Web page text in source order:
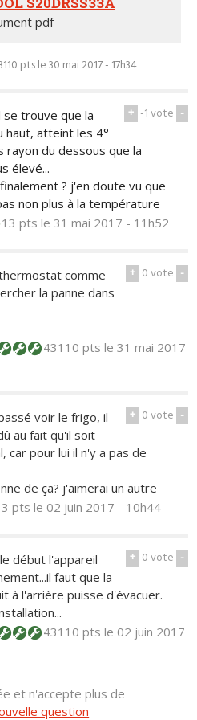
pdf
ptsle 30 mai 2017 - 17h34
+ -1vote -
trouve que la
haut, atteint les 4°
rayon du dessous que la
élevé...
? j'en doute vu que
non plus à la température
ptsle 31 mai 2017 - 11h52
+ 0vote -
comme
la panne dans
43110 ptsle 31 mai 2017
+ 0vote -
voir le frigo, il
au fait qu'il soit
car pour lui il n'y a pas de
de ça? j'aimerai un autre
ptsle 02 juin 2017 - 10h44
+ 0vote -
début l'appareil
faut que la
à l'arrière puisse d'évacuer.
43110 ptsle 02 juin 2017
et n'accepte plus de
question